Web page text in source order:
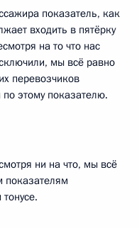
показатель, как
входить в пятёрку
на то что нас
мы всё равно
перевозчиков
этому показателю.
ни на что, мы всё
показателям